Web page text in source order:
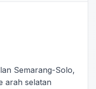
Semarang-Solo,
arah selatan